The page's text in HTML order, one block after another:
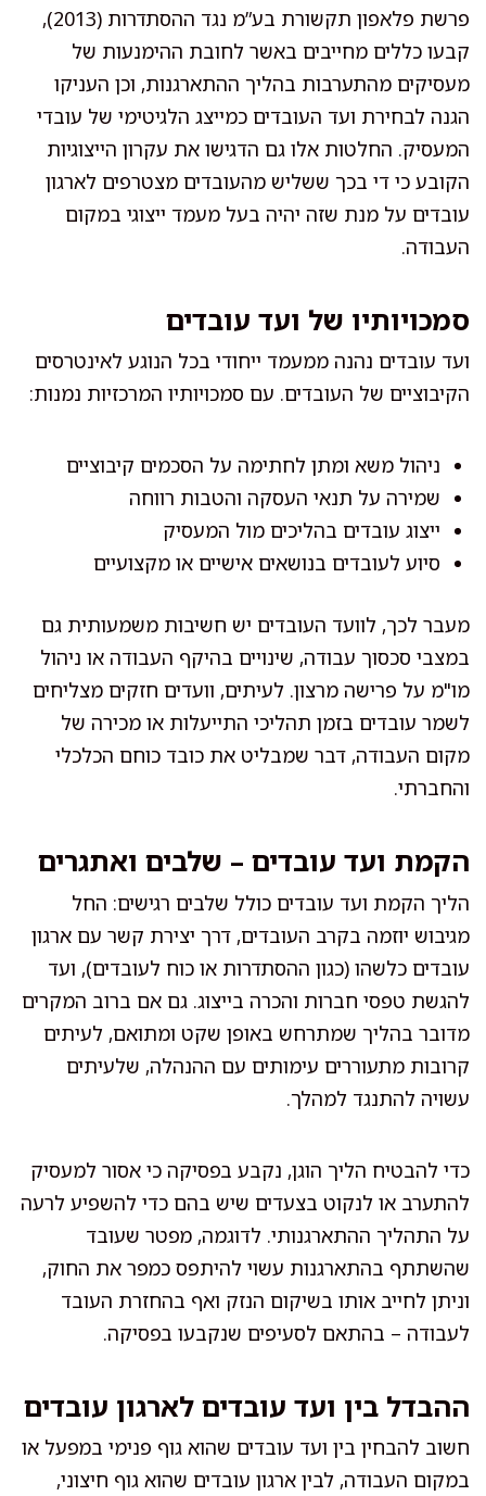
פרשת פלאפון תקשורת בע”מ נגד ההסתדרות (2013),
קבעו כללים מחייבים באשר לחובת ההימנעות של
מעסיקים מהתערבות בהליך ההתארגנות, וכן העניקו
הגנה לבחירת ועד העובדים כמייצג הלגיטימי של עובדי
המעסיק. החלטות אלו גם הדגישו את עקרון הייצוגיות
הקובע כי די בכך ששליש מהעובדים מצטרפים לארגון
עובדים על מנת שזה יהיה בעל מעמד ייצוגי במקום
העבודה.
סמכויותיו של ועד עובדים
ועד עובדים נהנה ממעמד ייחודי בכל הנוגע לאינטרסים
הקיבוציים של העובדים. עם סמכויותיו המרכזיות נמנות:
ניהול משא ומתן לחתימה על הסכמים קיבוציים
שמירה על תנאי העסקה והטבות רווחה
ייצוג עובדים בהליכים מול המעסיק
סיוע לעובדים בנושאים אישיים או מקצועיים
מעבר לכך, לוועד העובדים יש חשיבות משמעותית גם
במצבי סכסוך עבודה, שינויים בהיקף העבודה או ניהול
מו"מ על פרישה מרצון. לעיתים, וועדים חזקים מצליחים
לשמר עובדים בזמן תהליכי התייעלות או מכירה של
מקום העבודה, דבר שמבליט את כובד כוחם הכלכלי
והחברתי.
הקמת ועד עובדים – שלבים ואתגרים
הליך הקמת ועד עובדים כולל שלבים רגישים: החל
מגיבוש יוזמה בקרב העובדים, דרך יצירת קשר עם ארגון
עובדים כלשהו (כגון ההסתדרות או כוח לעובדים), ועד
להגשת טפסי חברות והכרה בייצוג. גם אם ברוב המקרים
מדובר בהליך שמתרחש באופן שקט ומתואם, לעיתים
קרובות מתעוררים עימותים עם ההנהלה, שלעיתים
עשויה להתנגד למהלך.
כדי להבטיח הליך הוגן, נקבע בפסיקה כי אסור למעסיק
להתערב או לנקוט בצעדים שיש בהם כדי להשפיע לרעה
על התהליך ההתארגנותי. לדוגמה, מפטר שעובד
שהשתתף בהתארגנות עשוי להיתפס כמפר את החוק,
וניתן לחייב אותו בשיקום הנזק ואף בהחזרת העובד
לעבודה – בהתאם לסעיפים שנקבעו בפסיקה.
ההבדל בין ועד עובדים לארגון עובדים
חשוב להבחין בין ועד עובדים שהוא גוף פנימי במפעל או
במקום העבודה, לבין ארגון עובדים שהוא גוף חיצוני,